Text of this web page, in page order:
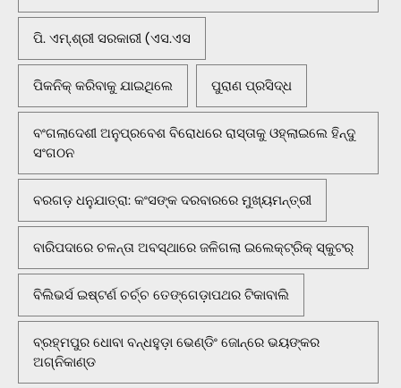
ପି. ଏମ୍.ଶ୍ରୀ ସରକାରୀ (ଏସ.ଏସ
ପିକନିକ୍‌ କରିବାକୁ ଯାଇଥିଲେ ପୁରାଣ ପ୍ରସିଦ୍ଧ
ବଂଗଲାଦେଶୀ ଅନୁପ୍ରବେଶ ବିରୋଧରେ ରାସ୍ତାକୁ ଓହ୍ଲାଇଲେ ହିନ୍ଦୁ
ସଂଗଠନ
ବରଗଡ଼ ଧନୁଯାତ୍ରା: କଂସଙ୍କ ଦରବାରରେ ମୁଖ୍ୟମନ୍ତ୍ରୀ
ବାରିପଦାରେ ଚଳନ୍ତା ଅବସ୍ଥାରେ ଜଳିଗଲା ଇଲେକ୍ଟ୍ରିକ୍ ସ୍କୁଟର୍
ବିଲିଭର୍ସ ଇଷ୍ଟର୍ଣ ଚର୍ଚ୍ଚ ତେଙ୍ଗେଡ଼ାପଥର ଟିକାବାଲି
ବ୍ରହ୍ମପୁର ଧୋବା ବନ୍ଧହୁଡ଼ା ଭେଣ୍ଡିଂ ଜୋନ୍‌ରେ ଭୟଙ୍କର
ଅଗ୍ନିକାଣ୍ଡ